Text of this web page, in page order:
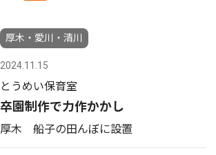
厚木・愛川・清川
2024.11.15
とうめい保育室
卒園制作で力作かかし
厚木 船子の田んぼに設置